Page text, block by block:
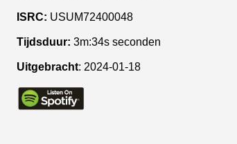
ISRC: USUM72400048
Tijdsduur: 3m:34s seconden
Uitgebracht: 2024-01-18